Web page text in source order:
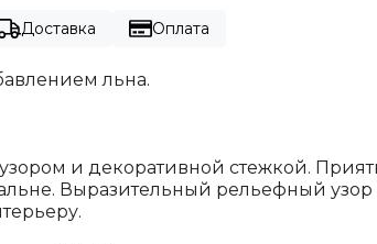
Доставка Оплата
льна.
и декоративной стежкой.
Выразительный рельефный